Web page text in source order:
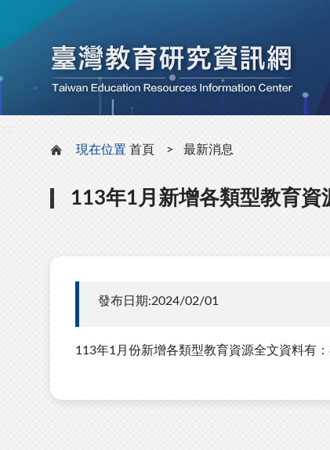
現在位置 首頁 最新消息
113年1月新增各類型教育資
發布日期:2024/02/01
113年1月份新增各類型教育資源全文資料有